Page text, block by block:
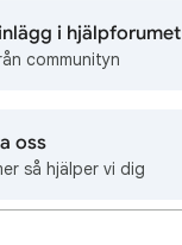
i hjälpforumet
communityn
oss
så hjälper vi dig